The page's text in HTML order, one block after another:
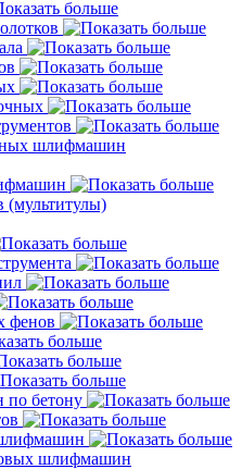
шлифмашин
(мультитулы)
фенов
по бетону
шлифмашин